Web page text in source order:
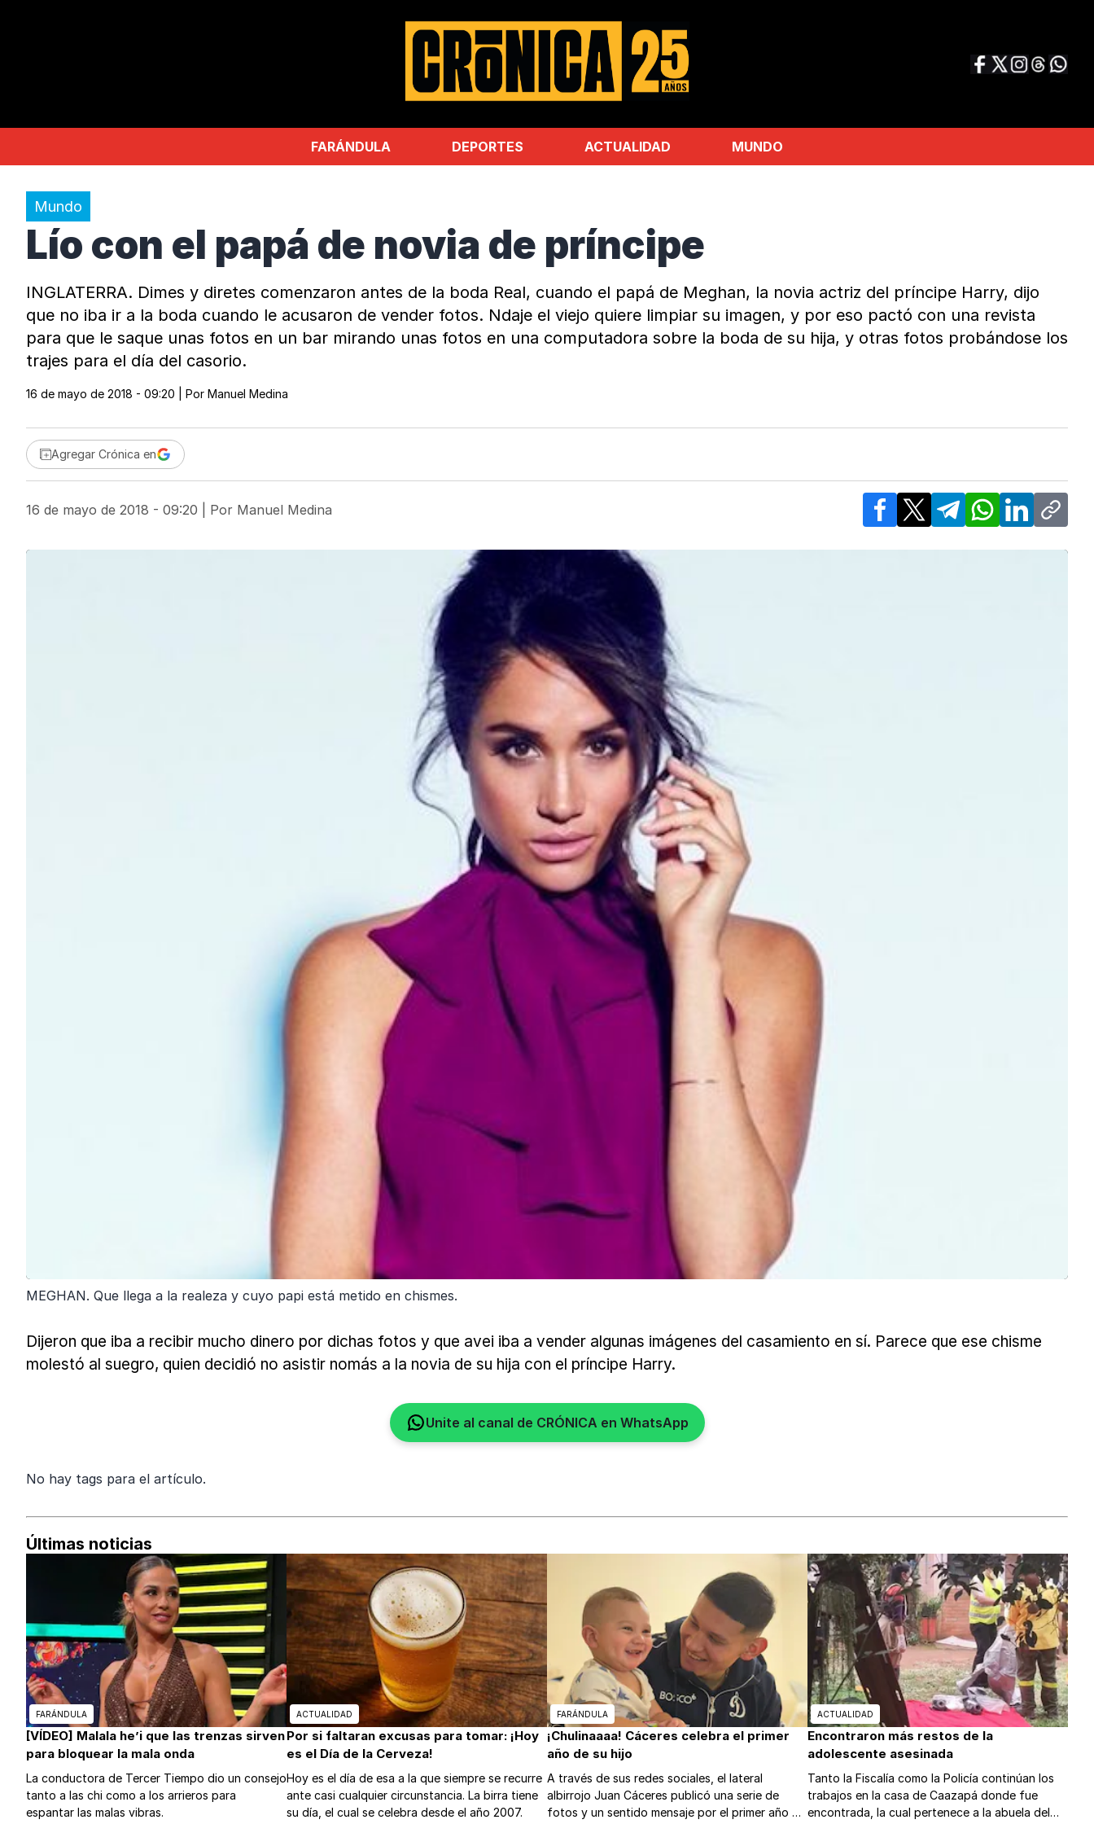
FARÁNDULA DEPORTES ACTUALIDAD MUNDO
Mundo
Lío con el papá de novia de príncipe
INGLATERRA. Dimes y diretes comenzaron antes de la boda Real, cuando el papá de Meghan, la novia actriz del príncipe Harry, dijo
que no iba ir a la boda cuando le acusaron de vender fotos. Ndaje el viejo quiere limpiar su imagen, y por eso pactó con una revista
para que le saque unas fotos en un bar mirando unas fotos en una computadora sobre la boda de su hija, y otras fotos probándose los
trajes para el día del casorio.
16 de mayo de 2018 - 09:20 | Por Manuel Medina
Agregar Crónica en
16 de mayo de 2018 - 09:20 | Por Manuel Medina
Facebook
X TelegramWhatsApp
LinkedInCopy
MEGHAN. Que llega a la realeza y cuyo papi está metido en chismes.
Dijeron que iba a recibir mucho dinero por dichas fotos y que avei iba a vender algunas imágenes del casamiento en sí. Parece que ese chisme
molestó al suegro, quien decidió no asistir nomás a la novia de su hija con el príncipe Harry.
Unite al canal de CRÓNICA en WhatsApp
No hay tags para el artículo.
Últimas noticias
FARÁNDULA
[VÍDEO] Malala he’i que las trenzas sirven
para bloquear la mala onda
La conductora de Tercer Tiempo dio un consejo
tanto a las chi como a los arrieros para
espantar las malas vibras.
ACTUALIDAD
Por si faltaran excusas para tomar: ¡Hoy
es el Día de la Cerveza!
Hoy es el día de esa a la que siempre se recurre
ante casi cualquier circunstancia. La birra tiene
su día, el cual se celebra desde el año 2007.
FARÁNDULA
¡Chulinaaaa! Cáceres celebra el primer
año de su hijo
A través de sus redes sociales, el lateral
albirrojo Juan Cáceres publicó una serie de
fotos y un sentido mensaje por el primer año de
ACTUALIDAD
Encontraron más restos de la
adolescente asesinada
Tanto la Fiscalía como la Policía continúan los
trabajos en la casa de Caazapá donde fue
encontrada, la cual pertenece a la abuela del